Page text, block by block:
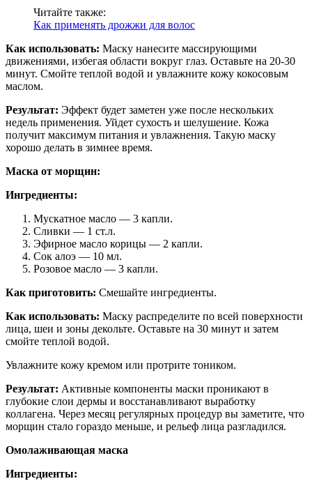
Читайте также:
Как применять дрожжи для волос
Как использовать: Маску нанесите массирующими
движениями, избегая области вокруг глаз. Оставьте на 20-30
минут. Смойте теплой водой и увлажните кожу кокосовым
маслом.
Результат: Эффект будет заметен уже после нескольких
недель применения. Уйдет сухость и шелушение. Кожа
получит максимум питания и увлажнения. Такую маску
хорошо делать в зимнее время.
Маска от морщин:
Ингредиенты:
Мускатное масло — 3 капли.
Сливки — 1 ст.л.
Эфирное масло корицы — 2 капли.
Сок алоэ — 10 мл.
Розовое масло — 3 капли.
Как приготовить: Смешайте ингредиенты.
Как использовать: Маску распределите по всей поверхности
лица, шеи и зоны декольте. Оставьте на 30 минут и затем
смойте теплой водой.
Увлажните кожу кремом или протрите тоником.
Результат: Активные компоненты маски проникают в
глубокие слои дермы и восстанавливают выработку
коллагена. Через месяц регулярных процедур вы заметите, что
морщин стало гораздо меньше, и рельеф лица разгладился.
Омолаживающая маска
Ингредиенты: